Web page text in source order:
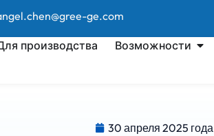
ge.com
производства Возможности
30 апреля 2025 года